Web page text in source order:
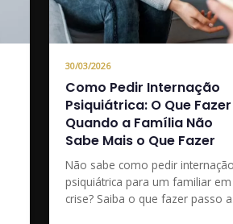
30/03/2026
Como Pedir Internação
Psiquiátrica: O Que Fazer
Quando a Família Não
Sabe Mais o Que Fazer
Não sabe como pedir internação
psiquiátrica para um familiar em
crise? Saiba o que fazer passo